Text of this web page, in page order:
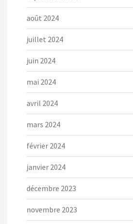
août 2024
juillet 2024
juin 2024
mai 2024
avril 2024
mars 2024
février 2024
janvier 2024
décembre 2023
novembre 2023